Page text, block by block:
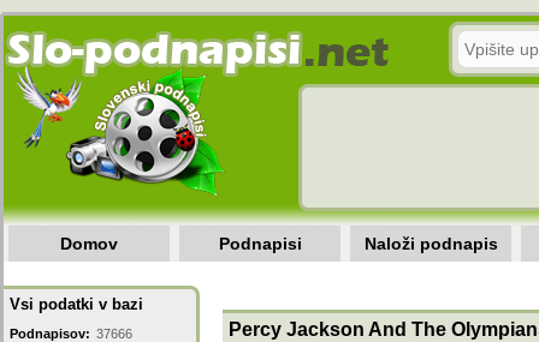
Domov Podnapisi Naloži podnapis
Vsi podatki v bazi
Podnapisov: 37666 Percy Jackson And The